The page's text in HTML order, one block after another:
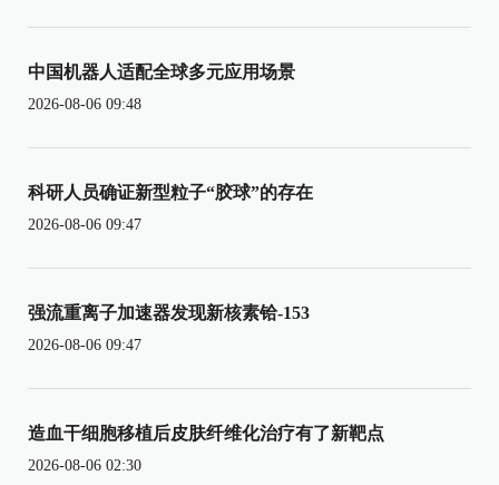
中国机器人适配全球多元应用场景
2026-08-06 09:48
科研人员确证新型粒子“胶球”的存在
2026-08-06 09:47
强流重离子加速器发现新核素铪-153
2026-08-06 09:47
造血干细胞移植后皮肤纤维化治疗有了新靶点
2026-08-06 02:30